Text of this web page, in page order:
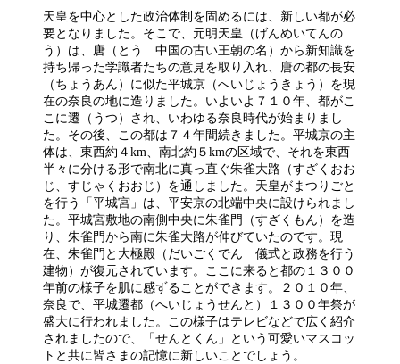
天皇を中心とした政治体制を固めるには、新しい都が必
要となりました。そこで、元明天皇（げんめいてんの
う）は、唐（とう 中国の古い王朝の名）から新知識を
持ち帰った学識者たちの意見を取り入れ、唐の都の長安
（ちょうあん）に似た平城京（へいじょうきょう）を現
在の奈良の地に造りました。いよいよ７１０年、都がこ
こに遷（うつ）され、いわゆる奈良時代が始まりまし
た。その後、この都は７４年間続きました。平城京の主
体は、東西約４km、南北約５kmの区域で、それを東西
半々に分ける形で南北に真っ直ぐ朱雀大路（すざくおお
じ、すじゃくおおじ）を通しました。天皇がまつりごと
を行う「平城宮」は、平安京の北端中央に設けられまし
た。平城宮敷地の南側中央に朱雀門（すざくもん）を造
り、朱雀門から南に朱雀大路が伸びていたのです。現
在、朱雀門と大極殿（だいごくでん 儀式と政務を行う
建物）が復元されています。ここに来ると都の１３００
年前の様子を肌に感ずることができます。２０１０年、
奈良で、平城遷都（へいじょうせんと）１３００年祭が
盛大に行われました。この様子はテレビなどで広く紹介
されましたので、「せんとくん」という可愛いマスコッ
トと共に皆さまの記憶に新しいことでしょう。